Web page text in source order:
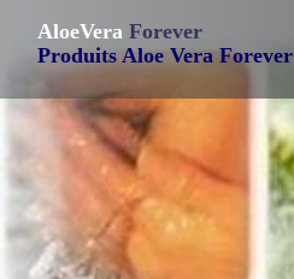
AloeVera Forever
Produits Aloe Vera Forever